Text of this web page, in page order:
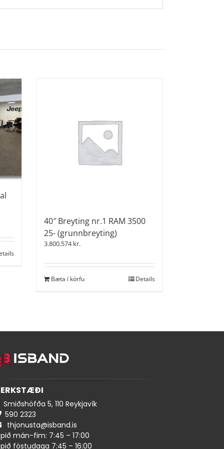
40″ Breyting nr.1 RAM 3500
25- (grunnbreyting)
3.800.574kr.
Bæta í körfu Details
Smiðshöfða 5, 110 Reykjavík
590 ​​2323
thjonusta@isband.is
mán-fim: 7:45 – 17:00
föstudaga 7:45 – 16:00